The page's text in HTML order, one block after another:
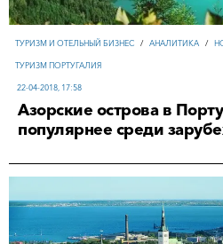
ТУРИЗМ И ОТЕЛЬНЫЙ БИЗНЕС / АНАЛИТИКА /
ТУРИЗМ ПОРТУГАЛИЯ
22-04-2018, 17:58
Азорские острова в
популярнее среди